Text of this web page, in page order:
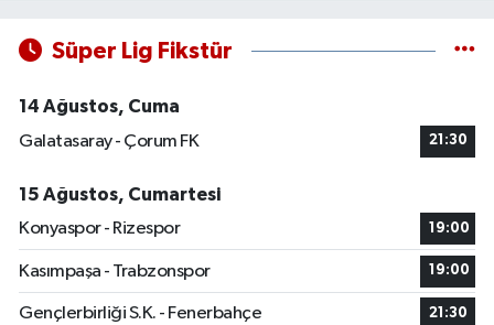
Süper Lig Fikstür
14 Ağustos, Cuma
Galatasaray - Çorum FK
21:30
15 Ağustos, Cumartesi
Konyaspor - Rizespor
19:00
Kasımpaşa - Trabzonspor 19:00
Gençlerbirliği S.K. - Fenerbahçe 21:30